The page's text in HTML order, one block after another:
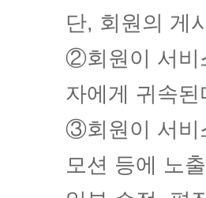
단, 회원의 게
②회원이 서비
자에게 귀속된
③회원이 서비
모션 등에 노